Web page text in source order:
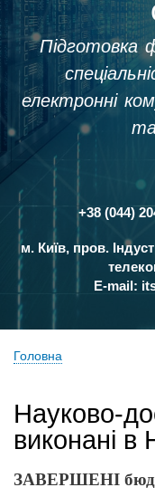
Підготовка
електронні
Контакти
+38 (044)
м. Київ, пров.
E-mail:
Головна
Науково-
виконані в
ЗАВЕРШЕНІ